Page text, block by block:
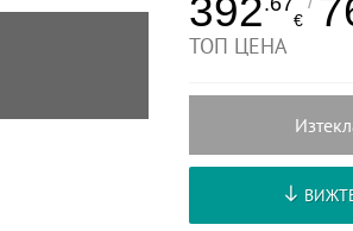
392 €
ТОП ЦЕНА